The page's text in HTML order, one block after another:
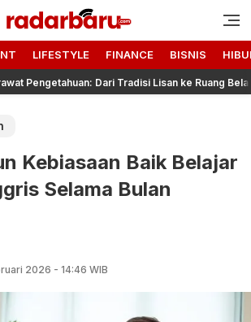
radarbaru.com
Berita Terbaru dan
Hari Ini
LIFESTYLE FINANCE BISNIS
Dari Tradisi Lisan ke Ruang Belajar Digital
Kebiasaan Baik Belajar
Selama Bulan
2026 - 14:46 WIB